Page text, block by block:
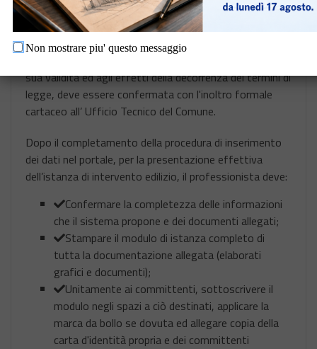
Si informa che dal giorno lunedì 16 Luglio 2018 è attivo
il nuovo portale per la presentazione in digitale delle
istanze edilizie.
sua validità ed agli effetti della decorrenza dei termini di
legge, deve essere confermata con l'inoltro formale
cartaceo all’ Ufficio Tecnico del Comune.
Dopo il completamento della procedura di inserimento
dei dati nel portale, per la presentazione effettiva
dell’istanza di intervento edilizio, il professionista deve:
Confermare la completezza delle informazioni
che il sistema propone e dei documenti allegati;
Stampare il modulo di istanza completo di
tutta la documentazione allegata (elaborati
grafici e documenti);
Unitamente ai committenti, sottoscrivere il
modulo negli spazi a ciò destinati, applicare la
marca da bollo se dovuta ed allegare copia della
carta d'identità propria e dei committenti
Non mostrare piu' questo messaggio